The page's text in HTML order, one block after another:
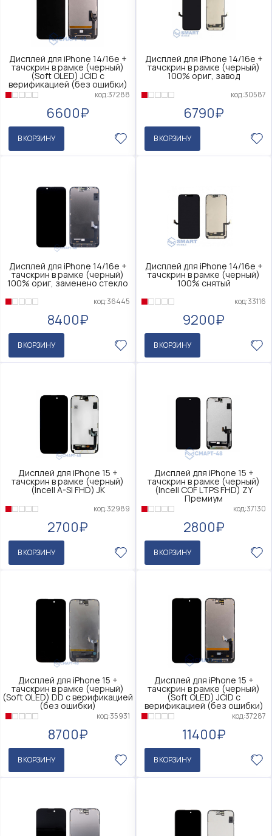
Дисплей для iPhone 14/16e +
тачскрин в рамке (черный)
(Soft OLED) JCID с
верификацией (без ошибки)
код:37288
6600₽
В КОРЗИНУ
Дисплей для iPhone 14/16e +
тачскрин в рамке (черный)
100% ориг, завод
код:30587
6790₽
В КОРЗИНУ
Дисплей для iPhone 14/16e +
тачскрин в рамке (черный)
100% ориг, заменено стекло
код:36445
8400₽
В КОРЗИНУ
Дисплей для iPhone 14/16e +
тачскрин в рамке (черный)
100% снятый
код:33116
9200₽
В КОРЗИНУ
Дисплей для iPhone 15 +
тачскрин в рамке (черный)
(Incell A-SI FHD) JK
код:32989
2700₽
В КОРЗИНУ
Дисплей для iPhone 15 +
тачскрин в рамке (черный)
(Incell COF LTPS FHD) ZY
Премиум
код:37130
2800₽
В КОРЗИНУ
Дисплей для iPhone 15 +
тачскрин в рамке (черный)
(Soft OLED) DD с верификацией
(без ошибки)
код:35931
8700₽
В КОРЗИНУ
Дисплей для iPhone 15 +
тачскрин в рамке (черный)
(Soft OLED) JCID с
верификацией (без ошибки)
код:37287
11400₽
В КОРЗИНУ